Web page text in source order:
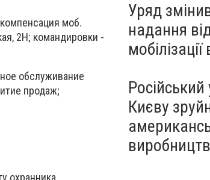
моб.
2Н; командировки -
обслуживание
продаж;
охранника.
Уряд
надання
мобілізації
Києву